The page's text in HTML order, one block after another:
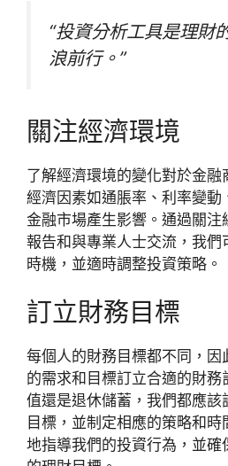
“投資分析工具是理財
浪前行。”
關注經濟環境
了解經濟環境的變化對於金融
經濟因素如通脹率、利率變動
金融市場產生影響。通過關注
報告和與專業人士交流，我們
時機，並適時調整投資策略。
訂立財務目標
每個人的財務目標都不同，因
的需求和目標訂立合適的財務
值還是退休儲蓄，我們都應該
目標，並制定相應的策略和
地指導我們的投資行為，並確